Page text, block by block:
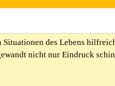
des Lebens
nicht nur Eindruck